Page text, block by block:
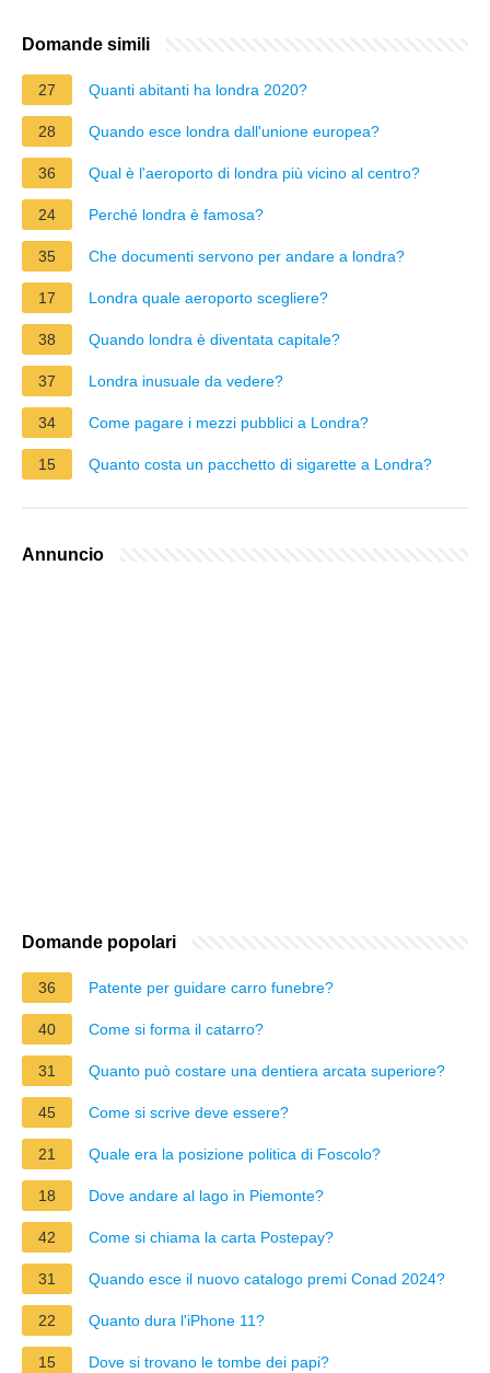
Domande simili
27 Quanti abitanti ha londra 2020?
28 Quando esce londra dall'unione europea?
36 Qual è l'aeroporto di londra più vicino al centro?
24 Perché londra è famosa?
35 Che documenti servono per andare a londra?
17 Londra quale aeroporto scegliere?
38 Quando londra è diventata capitale?
37 Londra inusuale da vedere?
34 Come pagare i mezzi pubblici a Londra?
15 Quanto costa un pacchetto di sigarette a Londra?
Annuncio
Domande popolari
36 Patente per guidare carro funebre?
40 Come si forma il catarro?
31 Quanto può costare una dentiera arcata superiore?
45 Come si scrive deve essere?
21 Quale era la posizione politica di Foscolo?
18 Dove andare al lago in Piemonte?
42 Come si chiama la carta Postepay?
31 Quando esce il nuovo catalogo premi Conad 2024?
22 Quanto dura l'iPhone 11?
15 Dove si trovano le tombe dei papi?